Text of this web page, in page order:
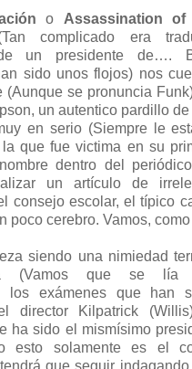
o Assassination
complicado era
un presidente de….
sido unos flojos) nos
(Aunque se pronuncia
un autentico pardillo
en serio (Siempre le
que fue victima en su
dentro del
un artículo de
consejo escolar, el típico
poco cerebro. Vamos, como
siendo una nimiedad
(Vamos que se lía
los exámenes que han
director Kilpatrick
ha sido el mismísimo
esto solamente es el
que seguir indagando